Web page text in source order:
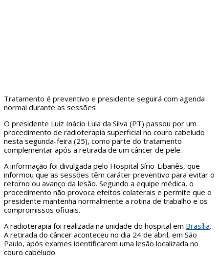
Tratamento é preventivo e presidente seguirá com agenda
normal durante as sessões
O presidente Luiz Inácio Lula da Silva (PT) passou por um
procedimento de radioterapia superficial no couro cabeludo
nesta segunda-feira (25), como parte do tratamento
complementar após a retirada de um câncer de pele.
A informação foi divulgada pelo Hospital Sírio-Libanês, que
informou que as sessões têm caráter preventivo para evitar o
retorno ou avanço da lesão. Segundo a equipe médica, o
procedimento não provoca efeitos colaterais e permite que o
presidente mantenha normalmente a rotina de trabalho e os
compromissos oficiais.
A radioterapia foi realizada na unidade do hospital em Brasília.
A retirada do câncer aconteceu no dia 24 de abril, em São
Paulo, após exames identificarem uma lesão localizada no
couro cabeludo.